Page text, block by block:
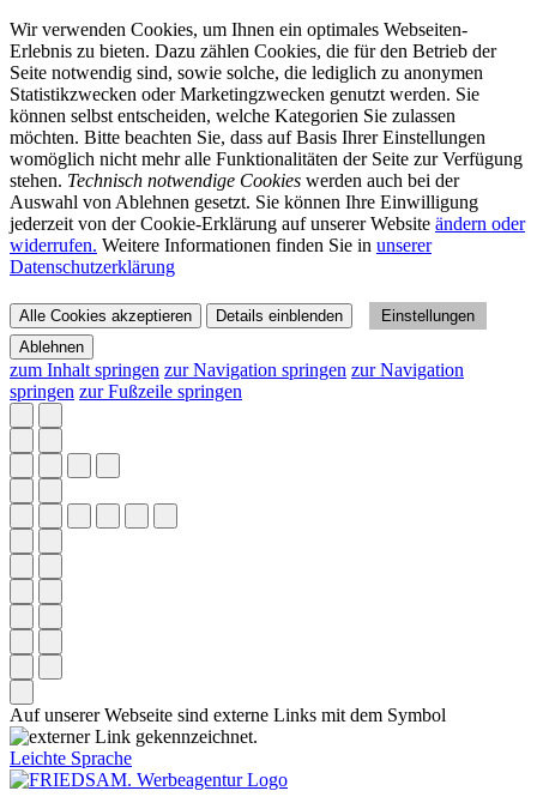
Wir verwenden Cookies, um Ihnen ein optimales Webseiten-
Erlebnis zu bieten. Dazu zählen Cookies, die für den Betrieb der
Seite notwendig sind, sowie solche, die lediglich zu anonymen
Statistikzwecken oder Marketingzwecken genutzt werden. Sie
können selbst entscheiden, welche Kategorien Sie zulassen
möchten. Bitte beachten Sie, dass auf Basis Ihrer Einstellungen
womöglich nicht mehr alle Funktionalitäten der Seite zur Verfügung
stehen. Technisch notwendige Cookies werden auch bei der
Auswahl von Ablehnen gesetzt. Sie können Ihre Einwilligung
jederzeit von der Cookie-Erklärung auf unserer Website ändern oder
widerrufen. Weitere Informationen finden Sie in unserer
Datenschutzerklärung
Alle Cookies akzeptieren Details einblenden
Einstellungen
Ablehnen
zum Inhalt springen zur Navigation springen zur Navigation
springen zur Fußzeile springen
Auf unserer Webseite sind externe Links mit dem Symbol
gekennzeichnet.
Leichte Sprache